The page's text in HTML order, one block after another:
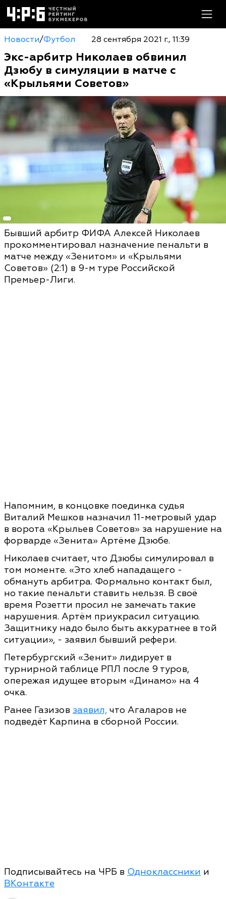
Новости/Футбол 28 сентября 2021 г., 11:39
Экс-арбитр Николаев обвинил
Дзюбу в симуляции в матче с
«Крыльями Советов»
Бывший арбитр ФИФА Алексей Николаев
прокомментировал назначение пенальти в
матче между «Зенитом» и «Крыльями
Советов» (2:1) в 9-м туре Российской
Премьер-Лиги.
Напомним, в концовке поединка судья
Виталий Мешков назначил 11-метровый удар
в ворота «Крыльев Советов» за нарушение на
форварде «Зенита» Артёме Дзюбе.
Николаев считает, что Дзюбы симулировал в
том моменте. «Это хлеб нападащего -
обмануть арбитра. Формально контакт был,
но такие пенальти ставить нельзя. В своё
время Розетти просил не замечать такие
нарушения. Артём приукрасил ситуацию.
Защитнику надо было быть аккуратнее в той
ситуации», - заявил бывший рефери.
Петербургский «Зенит» лидирует в
турнирной таблице РПЛ после 9 туров,
опережая идущее вторым «Динамо» на 4
очка.
Ранее Газизов заявил, что Агаларов не
подведёт Карпина в сборной России.
Подписывайтесь на ЧРБ в Одноклассники и
ВКонтакте